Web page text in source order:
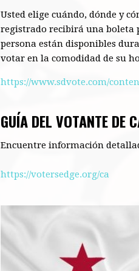
Usted elige cuándo, dónde y
registrado recibirá una boleta
persona están disponibles
votar en la comodidad de su
https://www.sdvote.com/
GUÍA DEL VOTANTE DE
Encuentre información
https://votersedge.org/ca